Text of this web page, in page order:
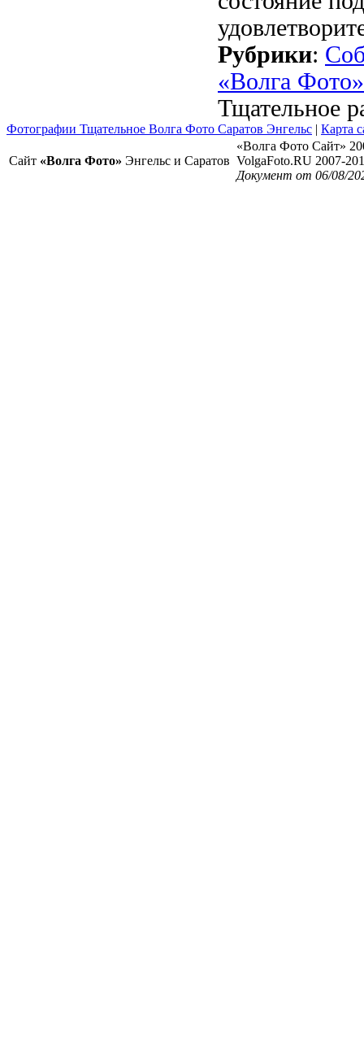
Рубрики:
«Волга
Тщательное
Фотографии Тщательное Волга Фото Саратов Энгельс | Карта
Сайт «Волга Фото» Энгельс и Саратов
«Волга Фото Сайт»
VolgaFoto.RU 2007-
Документ от 06/08/